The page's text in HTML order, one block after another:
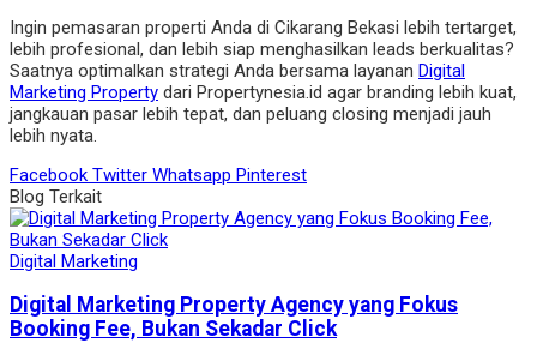
Ingin pemasaran properti Anda di Cikarang Bekasi lebih tertarget,
lebih profesional, dan lebih siap menghasilkan leads berkualitas?
Saatnya optimalkan strategi Anda bersama layanan Digital
Marketing Property dari Propertynesia.id agar branding lebih kuat,
jangkauan pasar lebih tepat, dan peluang closing menjadi jauh
lebih nyata.
Facebook Twitter Whatsapp Pinterest
Blog Terkait
Digital Marketing
Digital Marketing Property Agency yang Fokus
Booking Fee, Bukan Sekadar Click